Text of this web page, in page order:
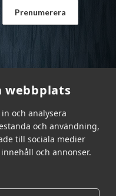
webbplats
och analysera
och användning,
till sociala medier
och annonser.